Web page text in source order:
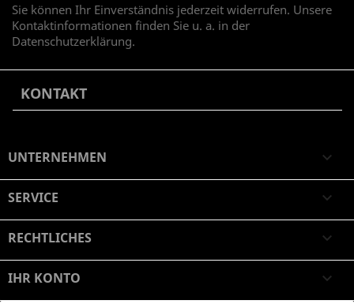
Sie können Ihr Einverständnis jederzeit widerrufen. Unsere
Kontaktinformationen finden Sie u. a. in der
Datenschutzerklärung.
KONTAKT
UNTERNEHMEN 
SERVICE 
RECHTLICHES 
IHR KONTO 